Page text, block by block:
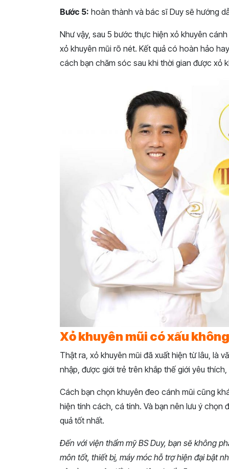
Bước 5: hoàn thành và bác sĩ Duy sẽ hướng
Như vậy, sau 5 bước thực hiện xỏ khuyên
xỏ khuyên mũi rõ nét. Kết quả có hoàn hảo
cách bạn chăm sóc sau khi thời gian được xỏ
Xỏ khuyên mũi có xấu
Thật ra, xỏ khuyên mũi đã xuất hiện từ lâu, là
nhập, được giới trẻ trên khắp thế giới yêu
Cách bạn chọn khuyên đeo cánh mũi cũng
hiện tính cách, cá tính. Và bạn nên lưu ý
quả tốt nhất.
Đến với viện thẩm mỹ BS Duy, bạn sẽ không
môn tốt, thiết bị, máy móc hỗ trợ hiện đại bật